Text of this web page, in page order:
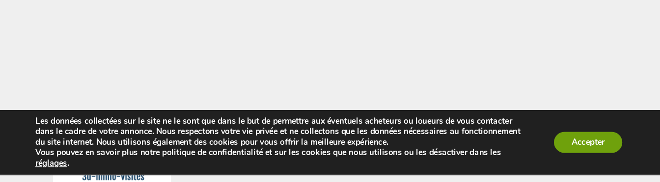
Bienvenue,visiteur ![S'enregistrer
Les données collectées sur le site ne le sont que dans le but de permettre aux éventuels acheteurs ou loueurs de vous contacter
dans le cadre de votre annonce. Nous respectons votre vie privée et ne collectons que les données nécessaires au fonctionnement
du site internet. Nous utilisons également des cookies pour vous offrir la meilleure expérience.
Vous pouvez en savoir plus notre politique de confidentialité et sur les cookies que nous utilisons ou les désactiver dans les
réglages.
Accepter